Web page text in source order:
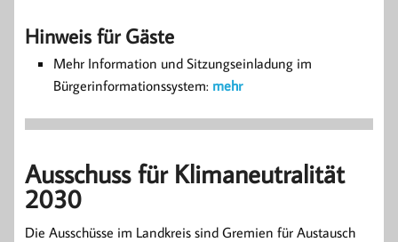
Hinweis für Gäste
Mehr Information und Sitzungseinladung im
Bürgerinformationssystem: mehr
Ausschuss für Klimaneutralität
2030
Die Ausschüsse im Landkreis sind Gremien für Austausch